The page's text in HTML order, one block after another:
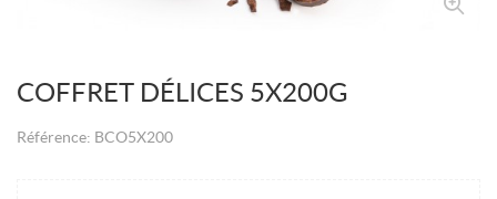
COFFRET DÉLICES 5X200G
Référence: BCO5X200